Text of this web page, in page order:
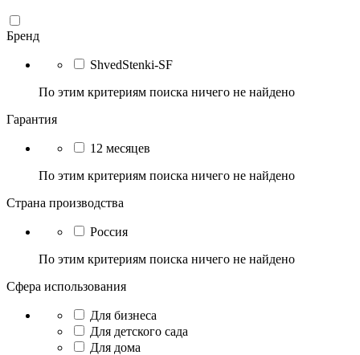
Бренд
ShvedStenki-SF
По этим критериям поиска ничего не найдено
Гарантия
12 месяцев
По этим критериям поиска ничего не найдено
Страна производства
Россия
По этим критериям поиска ничего не найдено
Сфера использования
Для бизнеса
Для детского сада
Для дома